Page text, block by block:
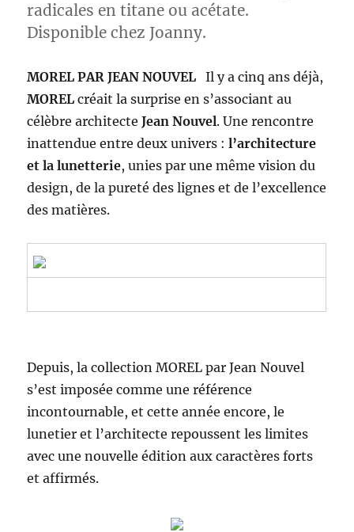
radicales en titane ou acétate.
Disponible chez Joanny.
MOREL PAR JEAN NOUVEL Il y a cinq ans déjà,
MOREL créait la surprise en s’associant au
célèbre architecteJean Nouvel. Une rencontre
inattendue entre deux univers :l’architecture
et la lunetterie, unies par une même vision du
design, de la pureté des lignes et de l’excellence
des matières.
Depuis, la collection MOREL par Jean Nouvel
s’est imposée comme une référence
incontournable, et cette année encore, le
lunetier et l’architecte repoussent les limites
avec une nouvelle édition aux caractères forts
et affirmés.